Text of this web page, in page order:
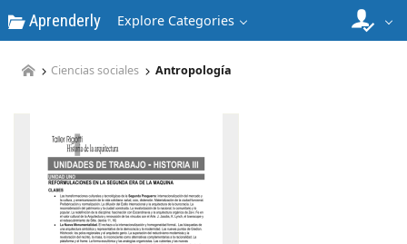
Aprenderly Explore Categories
Ciencias sociales Antropología